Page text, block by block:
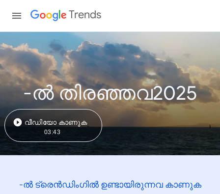
Trends
-ൽ തിരഞ്ഞവ2025
വീഡിയോ കാണുക
03:43
-ൽ ട്രെൻഡിംഗിൽ ഉണ്ടായിരുന്നവ കാണുക